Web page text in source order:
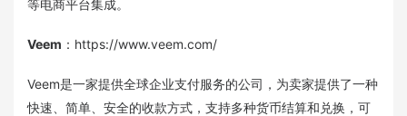
等电商平台集成。
Veem ：https://www.veem.com/
Veem是一家提供全球企业支付服务的公司，为卖家提供了一种
快速、简单、安全的收款方式，支持多种货币结算和兑换，可